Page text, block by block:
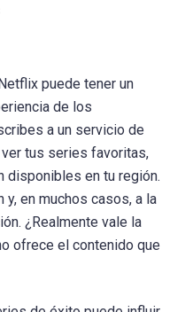
puede tener un
de los
a un servicio de
tus series favoritas,
disponibles en tu región.
en muchos casos, a la
¿Realmente vale la
ofrece el contenido que